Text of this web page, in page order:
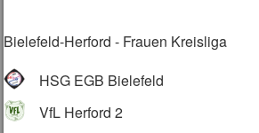
Bielefeld-Herford - Frauen Kreisliga
HSG EGB Bielefeld
VfL Herford 2